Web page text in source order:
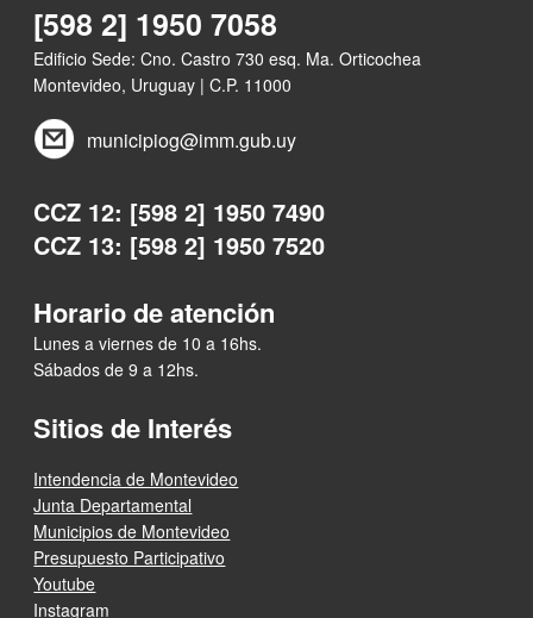
[598 2] 1950 7058
Edificio Sede: Cno. Castro 730 esq. Ma. Orticochea
Montevideo, Uruguay | C.P. 11000
municipiog@imm.gub.uy
CCZ 12: [598 2] 1950 7490
CCZ 13: [598 2] 1950 7520
Horario de atención
Lunes a viernes de 10 a 16hs.
Sábados de 9 a 12hs.
Sitios de Interés
Intendencia de Montevideo
Junta Departamental
Municipios de Montevideo
Presupuesto Participativo
Youtube
Instagram